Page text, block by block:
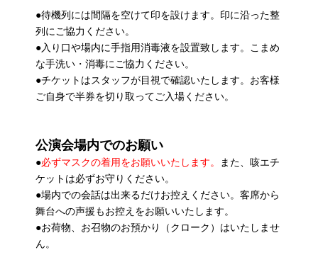
●待機列には間隔を空けて印を設けます。印に沿った整
列にご協力ください。
●入り口や場内に手指用消毒液を設置致します。こまめ
な手洗い・消毒にご協力ください。
●チケットはスタッフが目視で確認いたします。お客様
ご自身で半券を切り取ってご入場ください。
公演会場内でのお願い
●必ずマスクの着用をお願いいたします。
また、咳エチ
ケットは必ずお守りください。
●場内での会話は出来るだけお控えください。客席から
舞台への声援もお控えをお願いいたします。
●お荷物、お召物のお預かり（クローク）はいたしませ
ん。